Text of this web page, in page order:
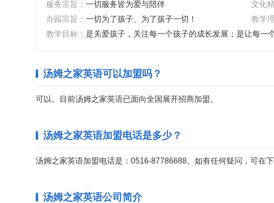
服务宗旨： 一切服务皆为爱与陪伴 文化
办园宗旨： 一切为了孩子、为了孩子一切！ 教学
教学目标： 是关爱孩子，关注每一个孩子的成长发展；是让每一
汤姆之家英语可以加盟吗？
可以。目前汤姆之家英语已面向全国展开招商加盟。
汤姆之家英语加盟电话是多少？
汤姆之家英语加盟电话是：0516-87786688。如有任何疑问，可在下
汤姆之家英语公司简介